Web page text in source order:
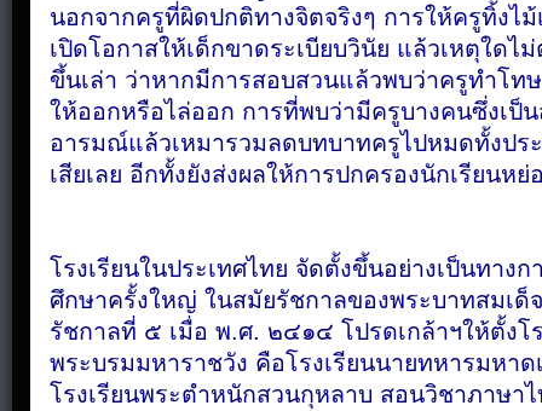
นอกจากครูที่ผิดปกติทางจิตจริงๆ การให้ครูทิ้งไม้
เปิดโอกาสให้เด็กขาดระเบียบวินัย แล้วเหตุใดไ
ขึ้นเล่า ว่าหากมีการสอบสวนแล้วพบว่าครูทำโท
ให้ออกหรือไล่ออก การที่พบว่ามีครูบางคนซึ่งเป็
อารมณ์แล้วเหมารวมลดบทบาทครูไปหมดทั้งปร
เสียเลย อีกทั้งยังส่งผลให้การปกครองนักเรียนห
โรงเรียนในประเทศไทย จัดตั้งขึ้นอย่างเป็นทาง
ศึกษาครั้งใหญ่ ในสมัยรัชกาลของพระบาทสมเด็
รัชกาลที่ ๕ เมื่อ พ.ศ. ๒๔๑๔ โปรดเกล้าฯให้ตั้ง
พระบรมมหาราชวัง คือโรงเรียนนายทหารมหาด
โรงเรียนพระตำหนักสวนกุหลาบ สอนวิชาภาษา